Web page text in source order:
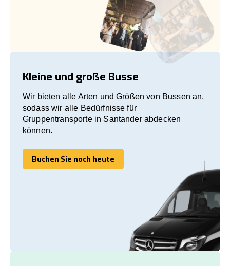
Kleine und große Busse
Wir bieten alle Arten und Größen von Bussen an,
sodass wir alle Bedürfnisse für
Gruppentransporte in Santander abdecken
können.
Buchen Sie noch heute
Buchen Sie noch heute